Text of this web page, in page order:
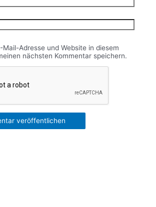
Mail-Adresse und Website in diesem
nächsten Kommentar speichern.